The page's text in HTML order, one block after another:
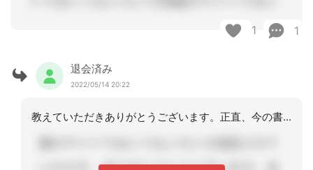
1 1
退会済み
2022/05/14 20:22
教えていただきありがとうございます。正直、今の書式で対応していくことに不安を感じ